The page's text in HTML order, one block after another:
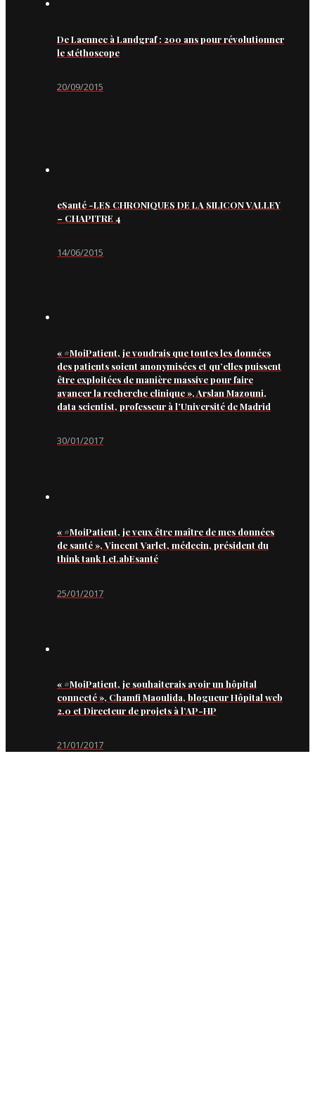
De Laennec à Landgraf : 200 ans pour révolutionner
le stéthoscope
20/09/2015
eSanté -LES CHRONIQUES DE LA SILICON VALLEY
– CHAPITRE 4
14/06/2015
« #MoiPatient, je voudrais que toutes les données
des patients soient anonymisées et qu’elles puissent
être exploitées de manière massive pour faire
avancer la recherche clinique », Arslan Mazouni,
data scientist, professeur à l’Université de Madrid
30/01/2017
« #MoiPatient, je veux être maître de mes données
de santé », Vincent Varlet, médecin, président du
think tank LeLabEsanté
25/01/2017
« #MoiPatient, je souhaiterais avoir un hôpital
connecté », Chamfi Maoulida, blogueur Hôpital web
2.0 et Directeur de projets à l’AP-HP
21/01/2017